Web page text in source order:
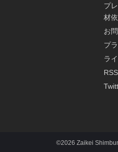
プ
材
お
プ
ラ
RSS
©2026 Zaikei